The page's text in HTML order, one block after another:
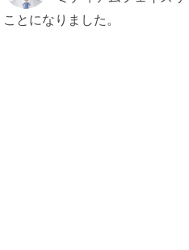
ことになりました。